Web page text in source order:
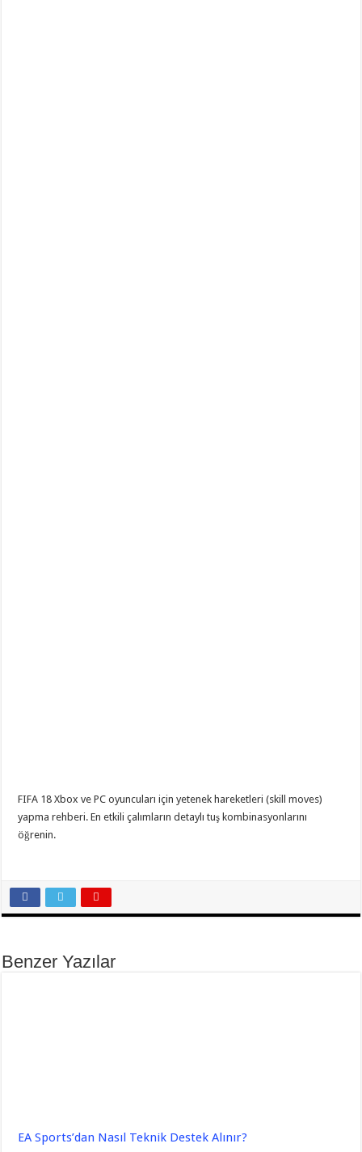
FIFA 18 Xbox ve PC oyuncuları için yetenek hareketleri (skill moves)
yapma rehberi. En etkili çalımların detaylı tuş kombinasyonlarını
öğrenin.
Benzer Yazılar
EA Sports’dan Nasıl Teknik Destek Alınır?